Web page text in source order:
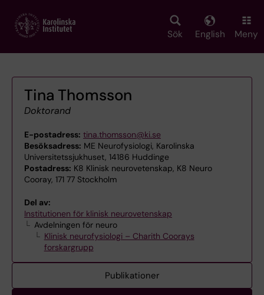
main
Sök English Meny
Tina Thomsson
Doktorand
E-postadress: tina.thomsson@ki.se
Besöksadress: ME Neurofysiologi, Karolinska
Universitetssjukhuset, 14186 Huddinge
Postadress: K8 Klinisk neurovetenskap, K8 Neuro
Cooray, 171 77 Stockholm
Del av:
Institutionen för klinisk neurovetenskap
Avdelningen för neuro
Klinisk neurofysiologi – Charith Coorays
forskargrupp
Publikationer